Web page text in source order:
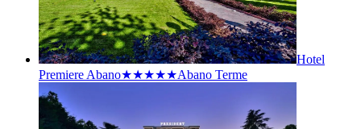
Hotel
Premiere Abano★★★★★Abano Terme